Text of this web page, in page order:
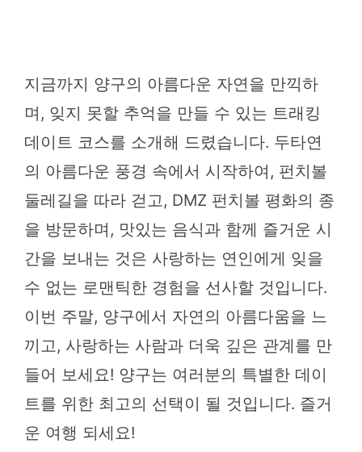
지금까지 양구의 아름다운 자연을 만끽하
며, 잊지 못할 추억을 만들 수 있는 트래킹
데이트 코스를 소개해 드렸습니다. 두타연
의 아름다운 풍경 속에서 시작하여, 펀치볼
둘레길을 따라 걷고, DMZ 펀치볼 평화의 종
을 방문하며, 맛있는 음식과 함께 즐거운 시
간을 보내는 것은 사랑하는 연인에게 잊을
수 없는 로맨틱한 경험을 선사할 것입니다.
이번 주말, 양구에서 자연의 아름다움을 느
끼고, 사랑하는 사람과 더욱 깊은 관계를 만
들어 보세요! 양구는 여러분의 특별한 데이
트를 위한 최고의 선택이 될 것입니다. 즐거
운 여행 되세요!